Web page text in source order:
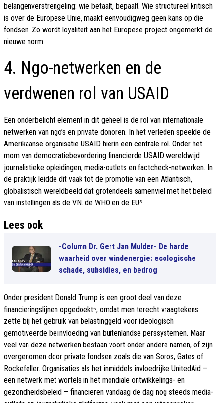
belangenverstrengeling: wie betaalt, bepaalt. Wie structureel kritisch
is over de Europese Unie, maakt eenvoudigweg geen kans op die
fondsen. Zo wordt loyaliteit aan het Europese project ongemerkt de
nieuwe norm.
4. Ngo-netwerken en de
verdwenen rol van USAID
Een onderbelicht element in dit geheel is de rol van internationale
netwerken van ngo’s en private donoren. In het verleden speelde de
Amerikaanse organisatie USAID hierin een centrale rol. Onder het
mom van democratiebevordering financierde USAID wereldwijd
journalistieke opleidingen, media-outlets en factcheck-netwerken. In
de praktijk leidde dit vaak tot de promotie van een Atlantisch,
globalistisch wereldbeeld dat grotendeels samenviel met het beleid
van instellingen als de VN, de WHO en de EU⁵.
Lees ook
-Column Dr. Gert Jan Mulder- De harde
waarheid over windenergie: ecologische
schade, subsidies, en bedrog
Onder president Donald Trump is een groot deel van deze
financieringslijnen opgedoekt⁶, omdat men terecht vraagtekens
zette bij het gebruik van belastinggeld voor ideologisch
gemotiveerde beïnvloeding van buitenlandse perssystemen. Maar
veel van deze netwerken bestaan voort onder andere namen, of zijn
overgenomen door private fondsen zoals die van Soros, Gates of
Rockefeller. Organisaties als het inmiddels invloedrijke UnitedAid –
een netwerk met wortels in het mondiale ontwikkelings- en
gezondheidsbeleid – financieren vandaag de dag nog steeds media-